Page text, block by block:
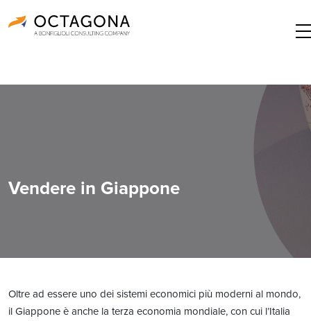
Vendere in Giappone
Oltre ad essere uno dei sistemi economici più moderni al mondo,
il Giappone è anche la terza economia mondiale, con cui l’Italia